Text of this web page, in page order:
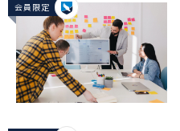
会員限定